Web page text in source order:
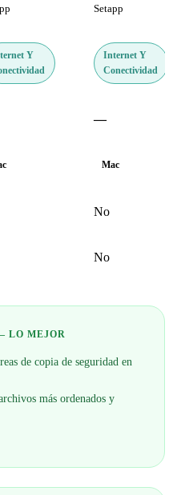
Setapp
Y
Internet Y
Conectividad
—
Mac
No
No
LO MEJOR
de copia de seguridad en
más ordenados y